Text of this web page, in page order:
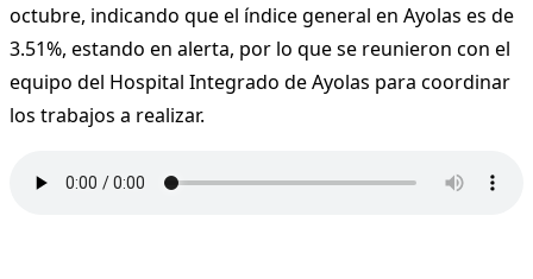
octubre, indicando que el índice general en Ayolas es de
3.51%, estando en alerta, por lo que se reunieron con el
equipo del Hospital Integrado de Ayolas para coordinar
los trabajos a realizar.